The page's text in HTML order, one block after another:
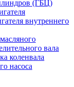
(ГБЦ)
внутреннего
вала
коленвала
насоса